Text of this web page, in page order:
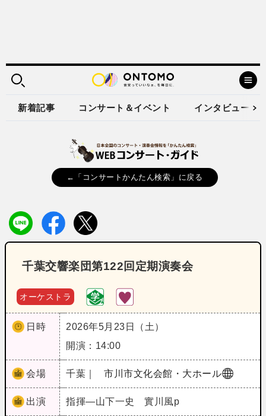
新着記事 コンサート＆イベント インタビュー
←「コンサートかんたん検索」に戻る
千葉交響楽団第122回定期演奏会
オーケストラ
日時
2026年5月23日（土）
開演：14:00
会場 千葉｜ 市川市文化会館・大ホール
出演 指揮―山下一史 實川風p